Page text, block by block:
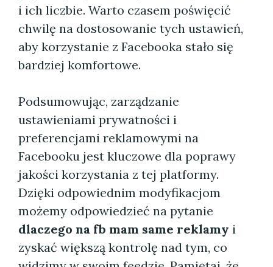
i ich liczbie. Warto czasem poświęcić
chwilę na dostosowanie tych ustawień,
aby korzystanie z Facebooka stało się
bardziej komfortowe.
Podsumowując, zarządzanie
ustawieniami prywatności i
preferencjami reklamowymi na
Facebooku jest kluczowe dla poprawy
jakości korzystania z tej platformy.
Dzięki odpowiednim modyfikacjom
możemy odpowiedzieć na pytanie
dlaczego na fb mam same reklamy i
zyskać większą kontrolę nad tym, co